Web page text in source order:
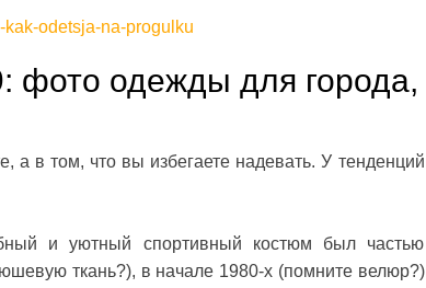
odetsja-na-progulku
фото одежды для города,
а в том, что вы избегаете надевать. У тенденций
и уютный спортивный костюм был частью
ткань?), в начале 1980-х (помните велюр?)